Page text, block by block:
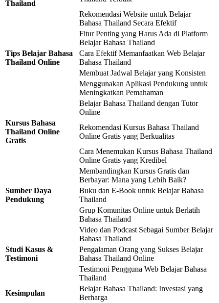
Thailand
Rekomendasi Website untuk Belajar
Bahasa Thailand Secara Efektif
Fitur Penting yang Harus Ada di Platform
Belajar Bahasa Thailand
Tips Belajar Bahasa
Thailand Online
Cara Efektif Memanfaatkan Web Belajar
Bahasa Thailand
Membuat Jadwal Belajar yang Konsisten
Menggunakan Aplikasi Pendukung untuk
Meningkatkan Pemahaman
Belajar Bahasa Thailand dengan Tutor
Online
Kursus Bahasa
Thailand Online
Gratis
Rekomendasi Kursus Bahasa Thailand
Online Gratis yang Berkualitas
Cara Menemukan Kursus Bahasa Thailand
Online Gratis yang Kredibel
Membandingkan Kursus Gratis dan
Berbayar: Mana yang Lebih Baik?
Sumber Daya
Pendukung
Buku dan E-Book untuk Belajar Bahasa
Thailand
Grup Komunitas Online untuk Berlatih
Bahasa Thailand
Video dan Podcast Sebagai Sumber Belajar
Bahasa Thailand
Studi Kasus &
Testimoni
Pengalaman Orang yang Sukses Belajar
Bahasa Thailand Online
Testimoni Pengguna Web Belajar Bahasa
Thailand
Kesimpulan
Belajar Bahasa Thailand: Investasi yang
Berharga